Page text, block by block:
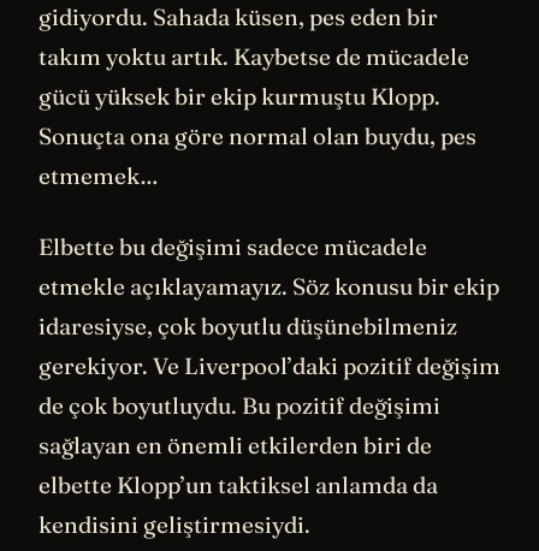
gidiyordu. Sahada küsen, pes eden bir
takım yoktu artık. Kaybetse de mücadele
gücü yüksek bir ekip kurmuştu Klopp.
Sonuçta ona göre normal olan buydu, pes
etmemek…
Elbette bu değişimi sadece mücadele
etmekle açıklayamayız. Söz konusu bir ekip
idaresiyse, çok boyutlu düşünebilmeniz
gerekiyor. Ve Liverpool’daki pozitif değişim
de çok boyutluydu. Bu pozitif değişimi
sağlayan en önemli etkilerden biri de
elbette Klopp’un taktiksel anlamda da
kendisini geliştirmesiydi.